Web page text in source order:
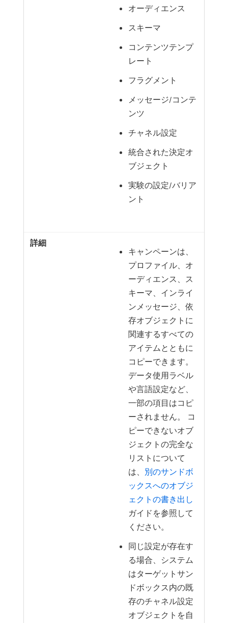
オーディエンス
スキーマ
コンテンツテンプ
レート
フラグメント
メッセージ/コンテ
ンツ
チャネル設定
統合された決定オ
ブジェクト
実験の設定/バリア
ント
キャンペーンは、
プロファイル、オ
ーディエンス、ス
キーマ、インライ
ンメッセージ、依
存オブジェクトに
関連するすべての
アイテムとともに
コピーできます。
データ使用ラベル
や言語設定など、
一部の項目はコピ
ーされません。 コ
ピーできないオブ
ジェクトの完全な
リストについて
は、 別のサンドボ
ックスへのオブジ
ェクトの書き出し
ガイドを参照して
ください。
同じ設定が存在す
る場合、システム
はターゲットサン
ドボックス内の既
存のチャネル設定
オブジェクトを自